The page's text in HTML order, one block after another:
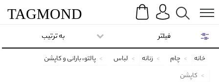
Search
TAGMOND
به ترتیب
خانه چام زنانه لباس
پالتو، بارانی و کاپشن
کاپشن
فیلتر